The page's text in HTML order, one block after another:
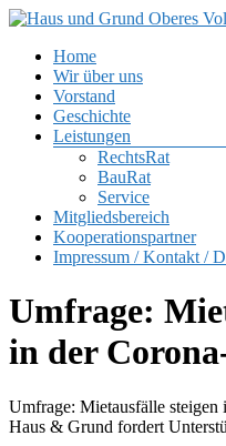
Zum
springen
Haus
und
Grund
Oberes
Volmetal
Menü
Home
Wir über uns
Vorstand
Geschichte
Leistungen
RechtsRat
BauRat
Service
Mitgliedsbereich
Kooperationspartner
Impressum / Kontakt /
Umfrage:
in der
Umfrage: Mietausfälle
Haus & Grund fordert